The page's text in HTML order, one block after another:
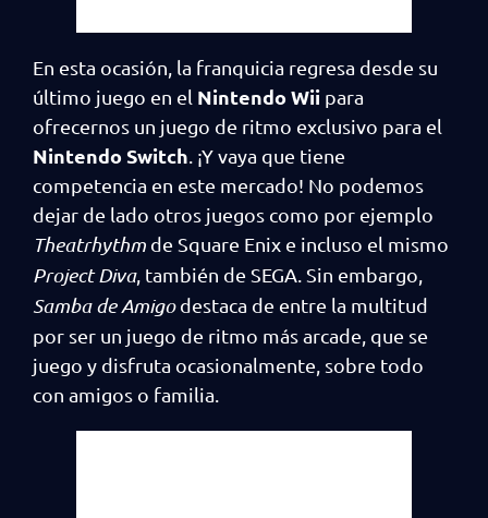
En esta ocasión, la franquicia regresa desde su
último juego en el Nintendo Wii para
ofrecernos un juego de ritmo exclusivo para el
Nintendo Switch . ¡Y vaya que tiene
competencia en este mercado! No podemos
dejar de lado otros juegos como por ejemplo
Theatrhythm de Square Enix e incluso el mismo
Project Diva, también de SEGA. Sin embargo,
Samba de Amigodestaca de entre la multitud
por ser un juego de ritmo más arcade, que se
juego y disfruta ocasionalmente, sobre todo
con amigos o familia.